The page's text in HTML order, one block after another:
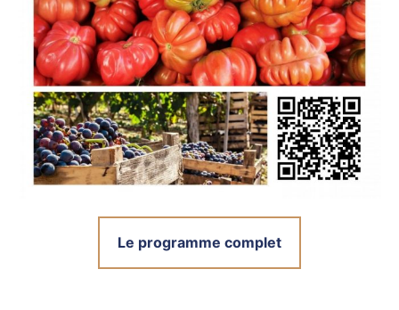
Le programme complet